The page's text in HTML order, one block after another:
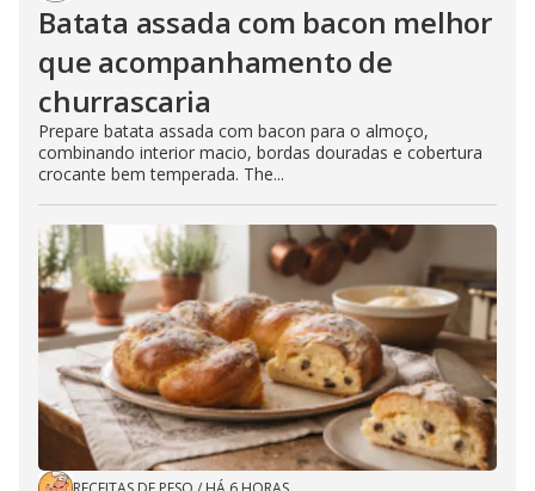
Batata assada com bacon melhor
que acompanhamento de
churrascaria
Prepare batata assada com bacon para o almoço,
combinando interior macio, bordas douradas e cobertura
crocante bem temperada. The...